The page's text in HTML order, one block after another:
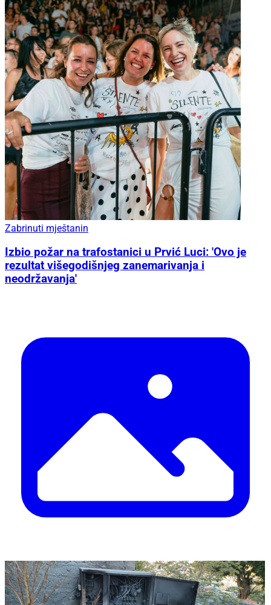
Zabrinuti mještanin
Izbio požar na trafostanici u Prvić Luci: 'Ovo je
rezultat višegodišnjeg zanemarivanja i
neodržavanja'